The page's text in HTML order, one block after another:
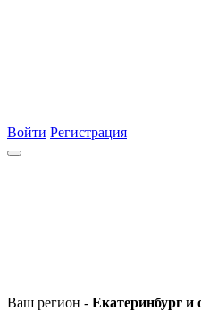
Войти Регистрация
Ваш регион - Екатеринбург и